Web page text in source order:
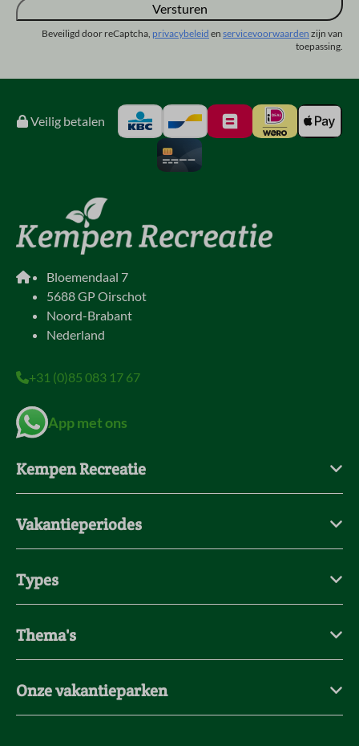
Versturen
Beveiligd door reCaptcha, privacybeleid en servicevoorwaarden zijn van
toepassing.
Veilig betalen
Bloemendaal 7
5688 GP Oirschot
Noord-Brabant
Nederland
+31 (0)85 083 17 67
App met ons
Kempen Recreatie
Vakantieperiodes
Types
Thema's
Onze vakantieparken